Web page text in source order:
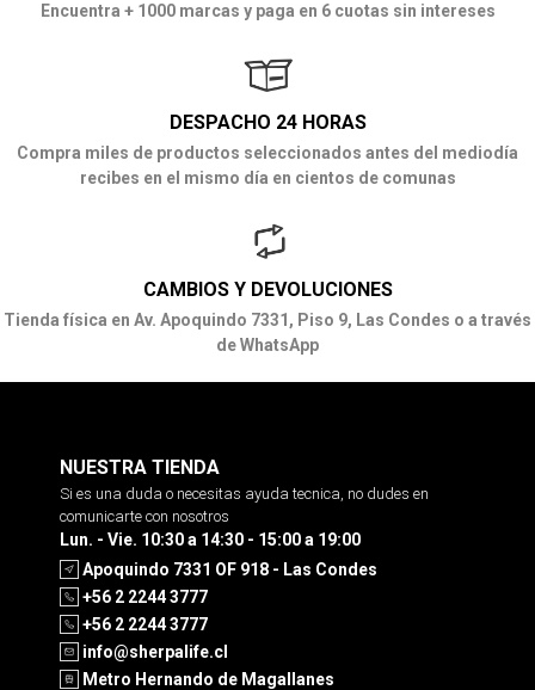
Encuentra + 1000 marcas y paga en 6 cuotas sin intereses
DESPACHO 24 HORAS
Compra miles de productos seleccionados antes del mediodía
recibes en el mismo día en cientos de comunas
CAMBIOS Y DEVOLUCIONES
Tienda física en Av. Apoquindo 7331, Piso 9, Las Condes o a través
de WhatsApp
NUESTRA TIENDA
Si es una duda o necesitas ayuda tecnica, no dudes en
comunicarte con nosotros
Lun. - Vie. 10:30 a 14:30 - 15:00 a 19:00
Apoquindo 7331 OF 918 - Las Condes
+56 2 2244 3777
+56 2 2244 3777
info@sherpalife.cl
Metro Hernando de Magallanes